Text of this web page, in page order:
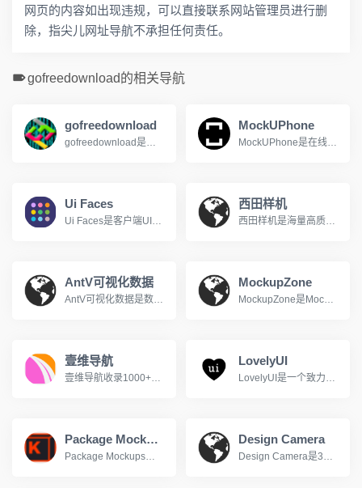
网页的内容如出现违规，可以直接联系网站管理员进行删
除，指尖儿网址导航不承担任何责任。
gofreedownload的相关导航
gofreedownload
gofreedownload是免费图片素材下载网站
MockUPhone
MockUPhone是在线生成iPhone样机屏幕截图
Ui Faces
Ui Faces是客户端UI设计头像资源
西田样机
西田样机是海量高质量Mockup模板PSD样机展示模型
AntV可视化数据
AntV可视化数据是数据可视化解决方案
MockupZone
MockupZone是Mockup Zone is an online store where you can find free and premium PSD mockup files to show your designs in a
壹维导航
壹维导航收录1000+优质设计工具、开发资源、在线工具，为设计师、开发者、站长提供便捷的网址导航服务。包含设计素材、编程开发、办公软件等分类。
LovelyUI
LovelyUI是一个致力于智能手机界面设计作品展示的博客网站
Package Mockups
Package Mockups是产品包装样机资源站点，高质量免费样机下载
Design Camera
Design Camera是3D样机，支持多角度样机动效